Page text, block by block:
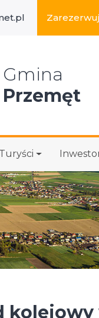
Gmina
Przemęt
Turyści
Wyszukaj w